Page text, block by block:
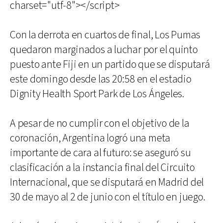
charset="utf-8"></script>
Con la derrota en cuartos de final, Los Pumas
quedaron marginados a luchar por el quinto
puesto ante Fiji en un partido que se disputará
este domingo desde las 20:58 en el estadio
Dignity Health Sport Park de Los Ángeles.
A pesar de no cumplir con el objetivo de la
coronación, Argentina logró una meta
importante de cara al futuro: se aseguró su
clasificación a la instancia final del Circuito
Internacional, que se disputará en Madrid del
30 de mayo al 2 de junio con el título en juego.